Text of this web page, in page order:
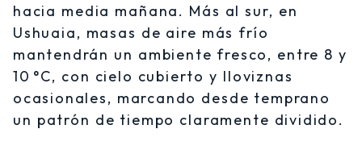
hacia media mañana. Más al sur, en
Ushuaia, masas de aire más frío
mantendrán un ambiente fresco, entre 8 y
10 °C, con cielo cubierto y lloviznas
ocasionales, marcando desde temprano
un patrón de tiempo claramente dividido.